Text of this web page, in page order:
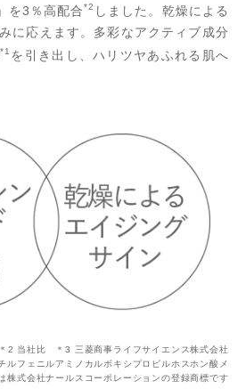
」を3％高配合*2 しました。 乾燥による
に応えます。多彩なアクティブ成分
*1 を引き出し、ハリツヤあふれる肌へ
2 当社比 ＊3 三菱商事ライフサイエンス株式会社
フェニルアミノカルボキシプロピルホスホン酸メ
式会社ナールスコーポレーションの登録商標です